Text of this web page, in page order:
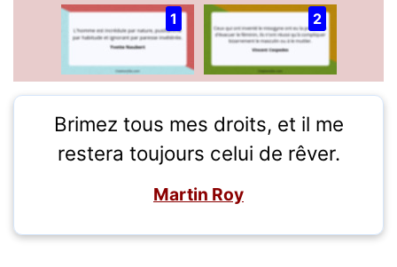
1 2
Brimez tous mes droits, et il me
restera toujours celui de rêver.
Martin Roy